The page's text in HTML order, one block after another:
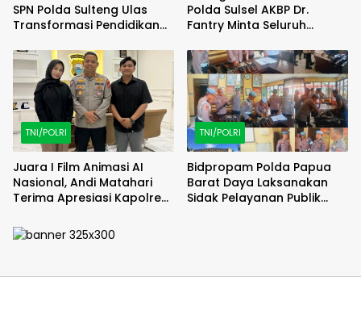
SPN Polda Sulteng Ulas
Transformasi Pendidikan
Polda Sulsel AKBP Dr.
Fantry Minta Seluruh
Debu
TNI/POLRI
Juara I Film Animasi AI
Nasional, Andi Matahari
Terima Apresiasi Kapolres
TNI/POLRI
Bidpropam Polda Papua
Barat Daya Laksanakan
Sidak Pelayanan Publik